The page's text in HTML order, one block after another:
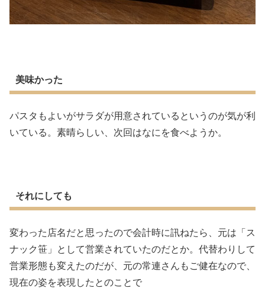
美味かった
パスタもよいがサラダが用意されているというのが気が利
いている。素晴らしい、次回はなにを食べようか。
それにしても
変わった店名だと思ったので会計時に訊ねたら、元は「ス
ナック笹」として営業されていたのだとか。代替わりして
営業形態も変えたのだが、元の常連さんもご健在なので、
現在の姿を表現したとのことで